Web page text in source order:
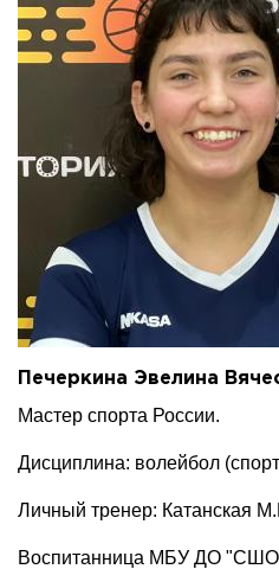
Печеркина Эвелина
Мастер спорта России.
Дисциплина: волейбол (спорт
Личный тренер: Катанская
Воспитанница МБУ ДО